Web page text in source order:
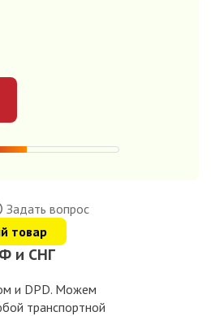
Задать вопрос
товар
и СНГ
и DPD. Можем
транспортной